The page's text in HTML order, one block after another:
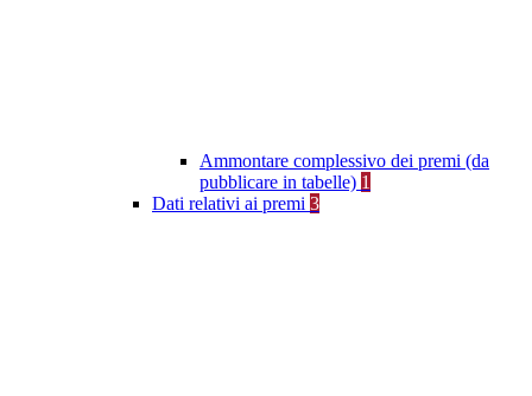
Ammontare complessivo dei premi (da
pubblicare in tabelle) 1
Dati relativi ai premi 3